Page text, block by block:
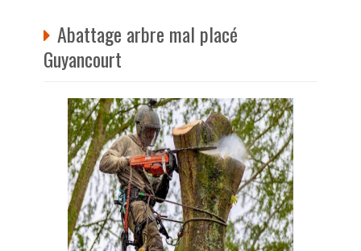
Abattage arbre mal placé
Guyancourt